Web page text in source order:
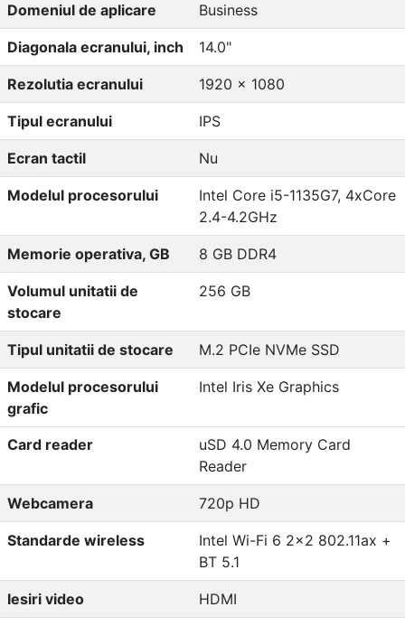
Domeniul de aplicare Business
Diagonala ecranului, inch 14.0"
Rezolutia ecranului 1920 x 1080
Tipul ecranului IPS
Ecran tactil Nu
Modelul procesorului
Intel Core i5-1135G7, 4xCore
2.4-4.2GHz
Memorie operativa, GB 8 GB DDR4
Volumul unitatii de
stocare
256 GB
Tipul unitatii de stocare M.2 PCIe NVMe SSD
Modelul procesorului
grafic
Intel Iris Xe Graphics
Card reader
uSD 4.0 Memory Card
Reader
Webcamera 720p HD
Standarde wireless
Intel Wi-Fi 6 2x2 802.11ax +
BT 5.1
Iesiri video HDMI